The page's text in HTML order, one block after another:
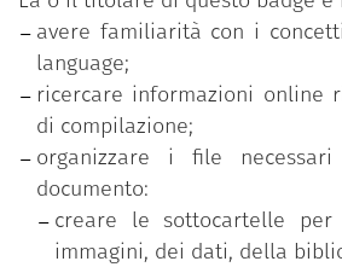
file ottenuti con RMarkdown
CSS. Oltre a RMarkdown sono
markup language di R. Il
possibilità di integrare chunk
delle analisi nel testo.
Il corso permette
digitali, in particolare
solving e sviluppo di
avere familiarità con i
language;
ricercare informazioni online
di compilazione;
organizzare i file
documento:
creare le sottocartelle
immagini, dei dati, della